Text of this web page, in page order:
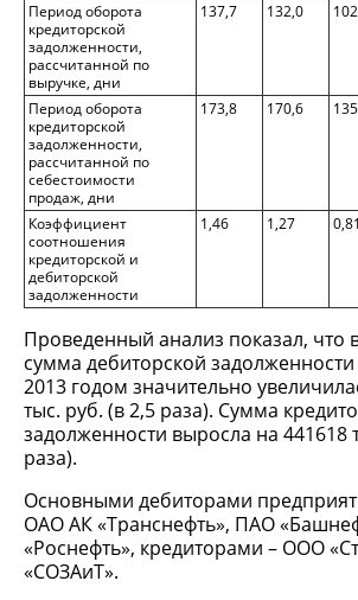
Период оборота
кредиторской
задолженности,
рассчитанной по
выручке, дни
137,7 132,0
Период оборота
кредиторской
задолженности,
рассчитанной по
себестоимости
продаж, дни
173,8 170,6
Коэффициент
соотношения
кредиторской и
дебиторской
задолженности
1,46 1,27 0,81
Проведенный анализ показал, что
сумма дебиторской
2013 годом значительно
тыс. руб. (в 2,5 раза). Сумма
задолженности выросла на 441618
раза).
Основными дебиторами
ОАО АК «Транснефть», ПАО
«Роснефть», кредиторами – ООО
«СОЗАиТ».